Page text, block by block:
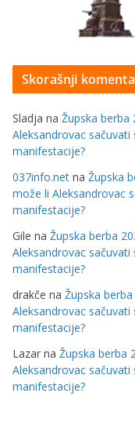
Skorašnji
Sladja na Župska berba
Aleksandrovac
manifestacije?
037info.net na Župska
može li Aleksandrovac
manifestacije?
Gile na Župska berba
Aleksandrovac
manifestacije?
drakče na Župska
Aleksandrovac
manifestacije?
Lazar na Župska berba
Aleksandrovac
manifestacije?